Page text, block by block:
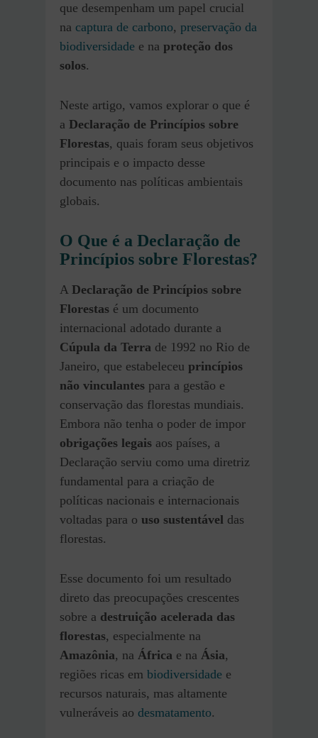
que desempenham um papel crucial
na captura de carbono, preservação da
biodiversidade e na proteção dos
solos.
Neste artigo, vamos explorar o que é
a Declaração de Princípios sobre
Florestas, quais foram seus objetivos
principais e o impacto desse
documento nas políticas ambientais
globais.
O Que é a Declaração de
Princípios sobre Florestas?
A Declaração de Princípios sobre
Florestas é um documento
internacional adotado durante a
Cúpula da Terra de 1992 no Rio de
Janeiro, que estabeleceu princípios
não vinculantes para a gestão e
conservação das florestas mundiais.
Embora não tenha o poder de impor
obrigações legais aos países, a
Declaração serviu como uma diretriz
fundamental para a criação de
políticas nacionais e internacionais
voltadas para o uso sustentável das
florestas.
Esse documento foi um resultado
direto das preocupações crescentes
sobre a destruição acelerada das
florestas, especialmente na
Amazônia, na África e na Ásia,
regiões ricas em biodiversidade e
recursos naturais, mas altamente
vulneráveis ao desmatamento.